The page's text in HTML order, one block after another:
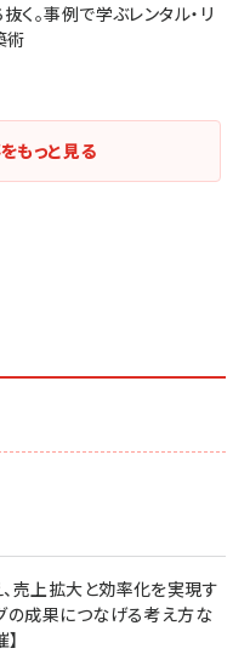
く。事例で学ぶレンタル・リ
術
もっと見る
売上拡大と効率化を実現す
の成果につなげる考え方な